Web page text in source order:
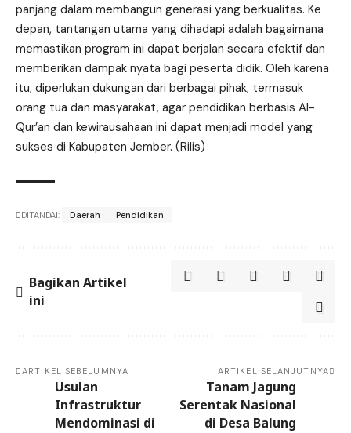
panjang dalam membangun generasi yang berkualitas. Ke
depan, tantangan utama yang dihadapi adalah bagaimana
memastikan program ini dapat berjalan secara efektif dan
memberikan dampak nyata bagi peserta didik. Oleh karena
itu, diperlukan dukungan dari berbagai pihak, termasuk
orang tua dan masyarakat, agar pendidikan berbasis Al-
Qur’an dan kewirausahaan ini dapat menjadi model yang
sukses di Kabupaten Jember. (Rilis)
DITANDAI: Daerah Pendidikan
Bagikan Artikel
ini
ARTIKEL SEBELUMNYA
Usulan
Infrastruktur
Mendominasi di
ARTIKEL SELANJUTNYA
Tanam Jagung
Serentak Nasional
di Desa Balung